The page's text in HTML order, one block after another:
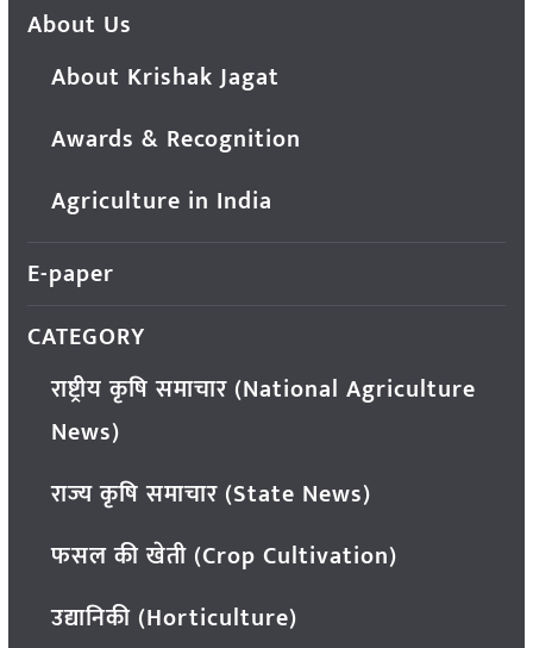
About Us
About Krishak Jagat
Awards & Recognition
Agriculture in India
E-paper
CATEGORY
राष्ट्रीय कृषि समाचार (National Agriculture
News)
राज्य कृषि समाचार (State News)
फसल की खेती (Crop Cultivation)
उद्यानिकी (Horticulture)